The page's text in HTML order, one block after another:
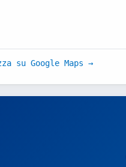
su Google Maps →